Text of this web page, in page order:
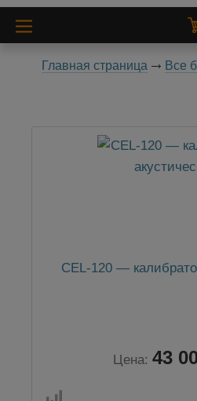
Главная страница Все
CEL-120 —
Цена: 43